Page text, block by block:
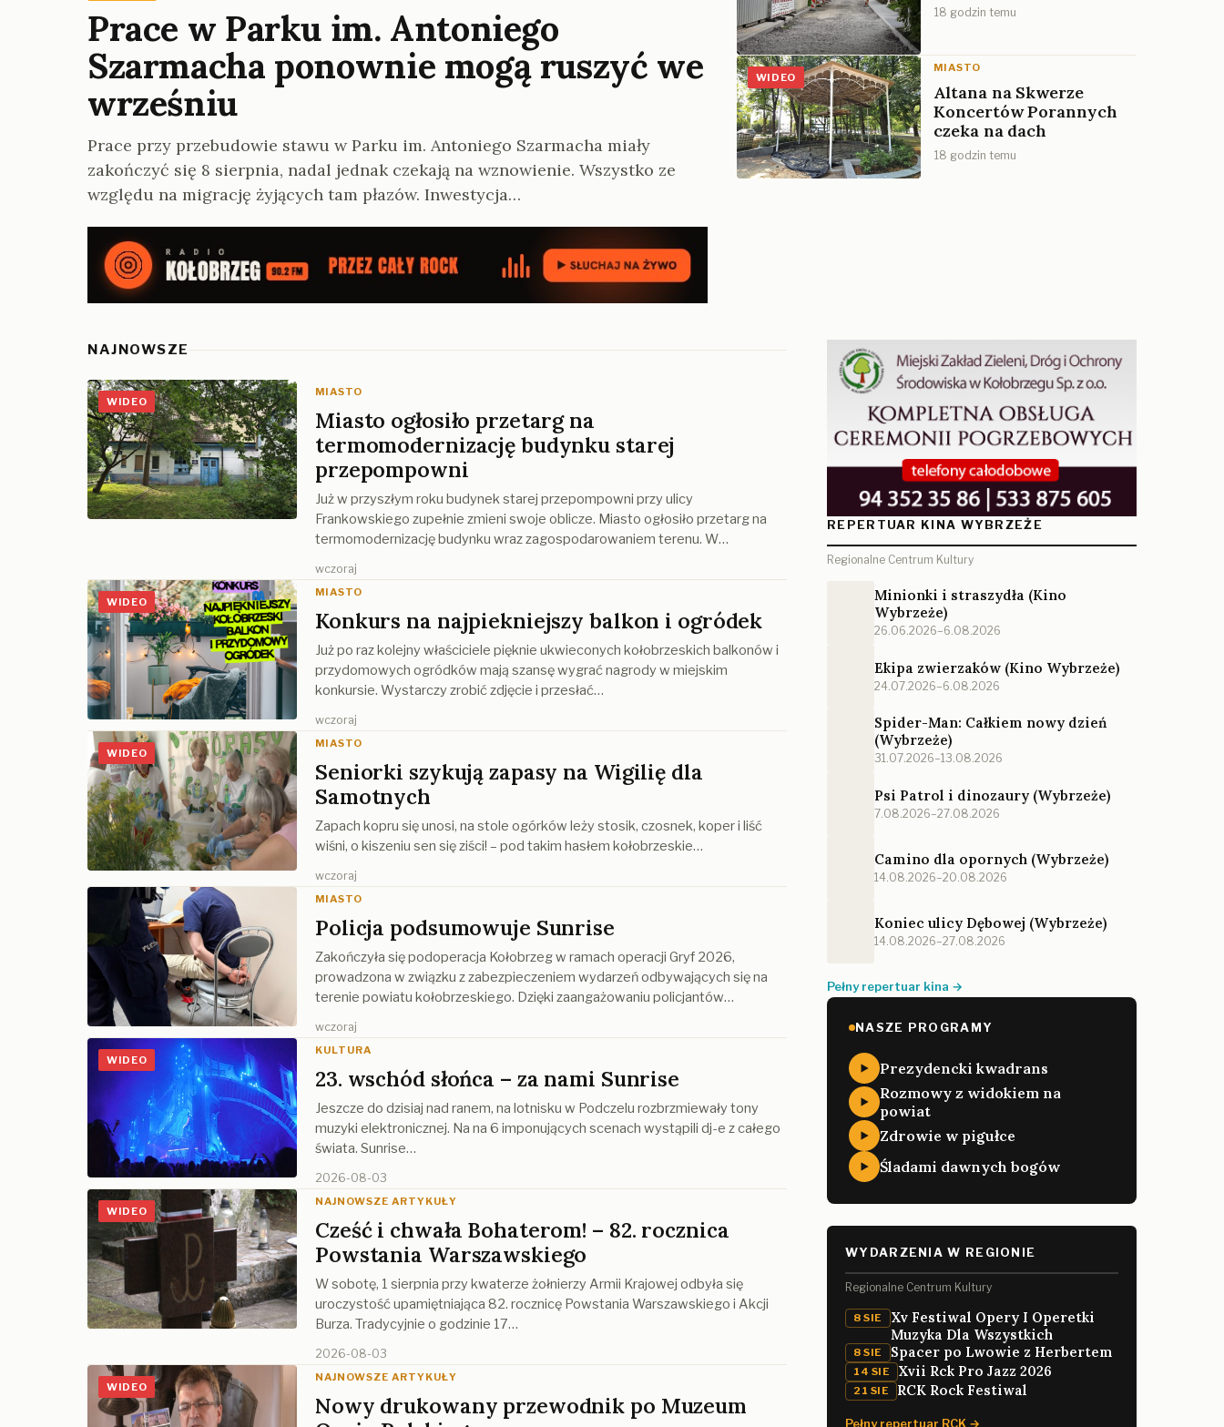
Prace w Parku im. Antoniego
Szarmacha ponownie mogą ruszyć we
wrześniu
Prace przy przebudowie stawu w Parku im. Antoniego Szarmacha miały
zakończyć się 8 sierpnia, nadal jednak czekają na wznowienie. Wszystko ze
względu na migrację żyjących tam płazów. Inwestycja…
18 godzin temu
WIDEO
MIASTO
Altana na Skwerze
Koncertów Porannych
czeka na dach
18 godzin temu
NAJNOWSZE
WIDEO
MIASTO
Miasto ogłosiło przetarg na
termomodernizację budynku starej
przepompowni
Już w przyszłym roku budynek starej przepompowni przy ulicy
Frankowskiego zupełnie zmieni swoje oblicze. Miasto ogłosiło przetarg na
termomodernizację budynku wraz zagospodarowaniem terenu. W…
wczoraj
WIDEO
MIASTO
Konkurs na najpiekniejszy balkon i ogródek
Już po raz kolejny właściciele pięknie ukwieconych kołobrzeskich balkonów i
przydomowych ogródków mają szansę wygrać nagrody w miejskim
konkursie. Wystarczy zrobić zdjęcie i przesłać…
wczoraj
WIDEO
MIASTO
Seniorki szykują zapasy na Wigilię dla
Samotnych
Zapach kopru się unosi, na stole ogórków leży stosik, czosnek, koper i liść
wiśni, o kiszeniu sen się ziści! – pod takim hasłem kołobrzeskie…
wczoraj
MIASTO
Policja podsumowuje Sunrise
Zakończyła się podoperacja Kołobrzeg w ramach operacji Gryf 2026,
prowadzona w związku z zabezpieczeniem wydarzeń odbywających się na
terenie powiatu kołobrzeskiego. Dzięki zaangażowaniu policjantów…
wczoraj
WIDEO
KULTURA
23. wschód słońca – za nami Sunrise
Jeszcze do dzisiaj nad ranem, na lotnisku w Podczelu rozbrzmiewały tony
muzyki elektronicznej. Na na 6 imponujących scenach wystąpili dj-e z całego
świata. Sunrise…
2026-08-03
WIDEO
NAJNOWSZE ARTYKUŁY
Cześć i chwała Bohaterom! – 82. rocznica
Powstania Warszawskiego
W sobotę, 1 sierpnia przy kwaterze żołnierzy Armii Krajowej odbyła się
uroczystość upamiętniająca 82. rocznicę Powstania Warszawskiego i Akcji
Burza. Tradycyjnie o godzinie 17…
2026-08-03
WIDEO
NAJNOWSZE ARTYKUŁY
Nowy drukowany przewodnik po Muzeum
REPERTUAR KINA WYBRZEŻE
Regionalne Centrum Kultury
Minionki i straszydła (Kino
Wybrzeże)
26.06.2026–6.08.2026
Ekipa zwierzaków (Kino Wybrzeże)
24.07.2026–6.08.2026
Spider-Man: Całkiem nowy dzień
(Wybrzeże)
31.07.2026–13.08.2026
Psi Patrol i dinozaury (Wybrzeże)
7.08.2026–27.08.2026
Camino dla opornych (Wybrzeże)
14.08.2026–20.08.2026
Koniec ulicy Dębowej (Wybrzeże)
14.08.2026–27.08.2026
Pełny repertuar kina →
NASZE PROGRAMY
Prezydencki kwadrans
Rozmowy z widokiem na
powiat
Zdrowie w pigułce
Śladami dawnych bogów
WYDARZENIA W REGIONIE
Regionalne Centrum Kultury
8 SIE
Xv Festiwal Opery I Operetki
Muzyka Dla Wszystkich
8 SIE Spacer po Lwowie z Herbertem
14 SIE Xvii Rck Pro Jazz 2026
21 SIE RCK Rock Festiwal
Pełny repertuar RCK →